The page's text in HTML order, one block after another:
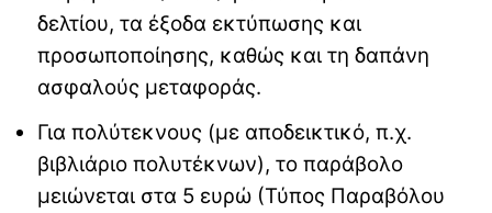
δελτίου, τα έξοδα εκτύπωσης και
προσωποποίησης, καθώς και τη δαπάνη
ασφαλούς μεταφοράς.
Για πολύτεκνους (με αποδεικτικό, π.χ.
βιβλιάριο πολυτέκνων), το παράβολο
μειώνεται στα 5 ευρώ (Τύπος Παραβόλου